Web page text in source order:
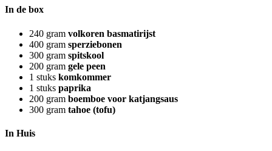
In de box
240 gram volkoren basmatirijst
400 gram sperziebonen
300 gram spitskool
200 gram gele peen
1 stuks komkommer
1 stuks paprika
200 gram boemboe voor katjangsaus
300 gram tahoe (tofu)
In Huis